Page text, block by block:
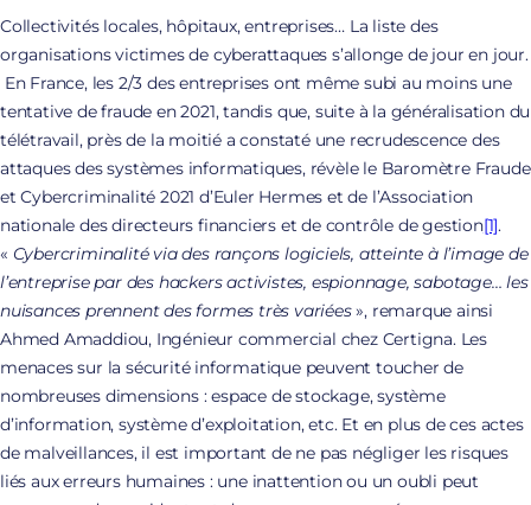
Collectivités locales, hôpitaux, entreprises… La liste des
organisations victimes de cyberattaques s’allonge de jour en jour.
En France, les 2/3 des entreprises ont même subi au moins une
tentative de fraude en 2021, tandis que, suite à la généralisation du
télétravail, près de la moitié a constaté une recrudescence des
attaques des systèmes informatiques, révèle le Baromètre Fraude
et Cybercriminalité 2021 d’Euler Hermes et de l’Association
nationale des directeurs financiers et de contrôle de gestion[1].
« Cybercriminalité via des rançons logiciels, atteinte à l’image de
l’entreprise par des hackers activistes, espionnage, sabotage… les
nuisances prennent des formes très variées», remarque ainsi
Ahmed Amaddiou, Ingénieur commercial chez Certigna. Les
menaces sur la sécurité informatique peuvent toucher de
nombreuses dimensions : espace de stockage, système
d’information, système d’exploitation, etc. Et en plus de ces actes
de malveillances, il est important de ne pas négliger les risques
liés aux erreurs humaines : une inattention ou un oubli peut